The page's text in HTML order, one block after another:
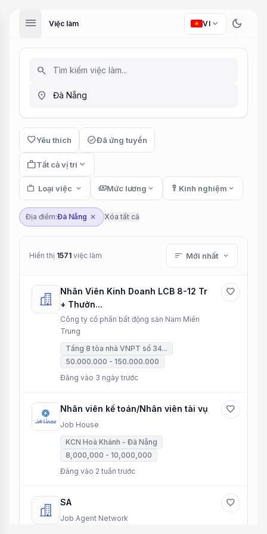
menu Việc làm VI expand_more dark_mode
search
location_on
favoriteYêu thích check_circleĐã ứng tuyển
workTất cả vị trí expand_more
work Loại việc expand_more paymentsMức lương expand_more military_tech Kinh nghiệm expand_more
Địa điểm:Đà Nẵng close Xóa tất cả
Hiển thị 1571 việc làm sort Mới nhất expand_more
favorite
Nhân Viên Kinh Doanh LCB 8-12 Tr
+ Thưởn...
Công ty cổ phần bất động sản Nam Miền
Trung
Tầng 8 tòa nhà VNPT số 34...
50.000.000 - 150.000.000
Đăng vào 3 ngày trước
favorite
Nhân viên kế toán/Nhân viên tài vụ
Job House
KCN Hoà Khánh - Đà Nẵng
8,000,000 - 10,000,000
Đăng vào 2 tuần trước
favorite
SA
Job Agent Network